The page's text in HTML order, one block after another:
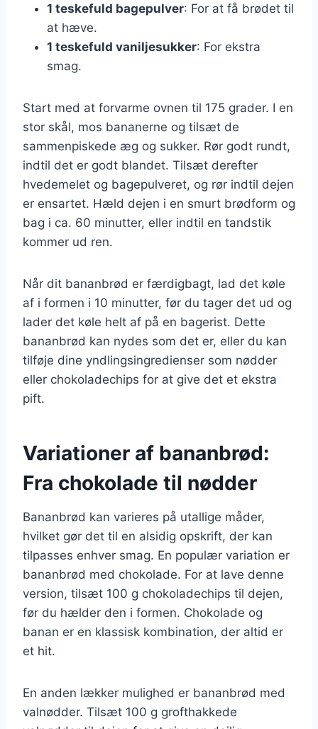
1 teskefuld bagepulver: For at få brødet til
at hæve.
1 teskefuld vaniljesukker: For ekstra
smag.
Start med at forvarme ovnen til 175 grader. I en
stor skål, mos bananerne og tilsæt de
sammenpiskede æg og sukker. Rør godt rundt,
indtil det er godt blandet. Tilsæt derefter
hvedemelet og bagepulveret, og rør indtil dejen
er ensartet. Hæld dejen i en smurt brødform og
bag i ca. 60 minutter, eller indtil en tandstik
kommer ud ren.
Når dit bananbrød er færdigbagt, lad det køle
af i formen i 10 minutter, før du tager det ud og
lader det køle helt af på en bagerist. Dette
bananbrød kan nydes som det er, eller du kan
tilføje dine yndlingsingredienser som nødder
eller chokoladechips for at give det et ekstra
pift.
Variationer af bananbrød:
Fra chokolade til nødder
Bananbrød kan varieres på utallige måder,
hvilket gør det til en alsidig opskrift, der kan
tilpasses enhver smag. En populær variation er
bananbrød med chokolade. For at lave denne
version, tilsæt 100 g chokoladechips til dejen,
før du hælder den i formen. Chokolade og
banan er en klassisk kombination, der altid er
et hit.
En anden lækker mulighed er bananbrød med
valnødder. Tilsæt 100 g grofthakkede